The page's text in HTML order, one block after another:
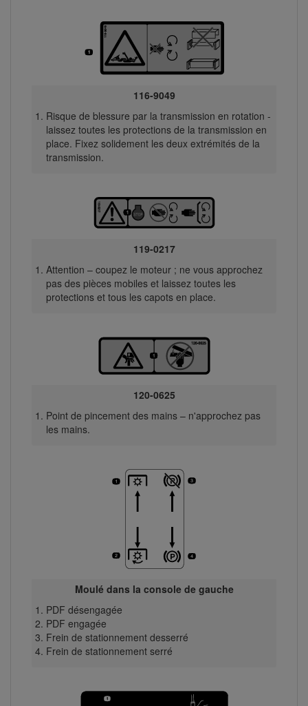
116-9049
Risque de blessure par la transmission en rotation -
laissez toutes les protections de la transmission en
place. Fixez solidement les deux extrémités de la
transmission.
119-0217
Attention – coupez le moteur ; ne vous approchez
pas des pièces mobiles et laissez toutes les
protections et tous les capots en place.
120-0625
Point de pincement des mains – n'approchez pas
les mains.
Moulé dans la console de gauche
PDF désengagée
PDF engagée
Frein de stationnement desserré
Frein de stationnement serré